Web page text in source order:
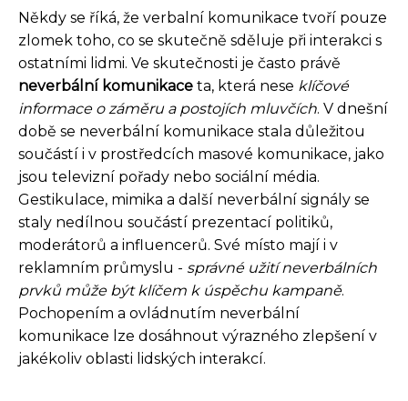
Někdy se říká, že verbalní komunikace tvoří pouze
zlomek toho, co se skutečně sděluje při interakci s
ostatními lidmi. Ve skutečnosti je často právě
neverbální komunikace ta, která nese klíčové
informace o záměru a postojích mluvčích. V dnešní
době se neverbální komunikace stala důležitou
součástí i v prostředcích masové komunikace, jako
jsou televizní pořady nebo sociální média.
Gestikulace, mimika a další neverbální signály se
staly nedílnou součástí prezentací politiků,
moderátorů a influencerů. Své místo mají i v
reklamním průmyslu - správné užití neverbálních
prvků může být klíčem k úspěchu kampaně.
Pochopením a ovládnutím neverbální
komunikace lze dosáhnout výrazného zlepšení v
jakékoliv oblasti lidských interakcí.